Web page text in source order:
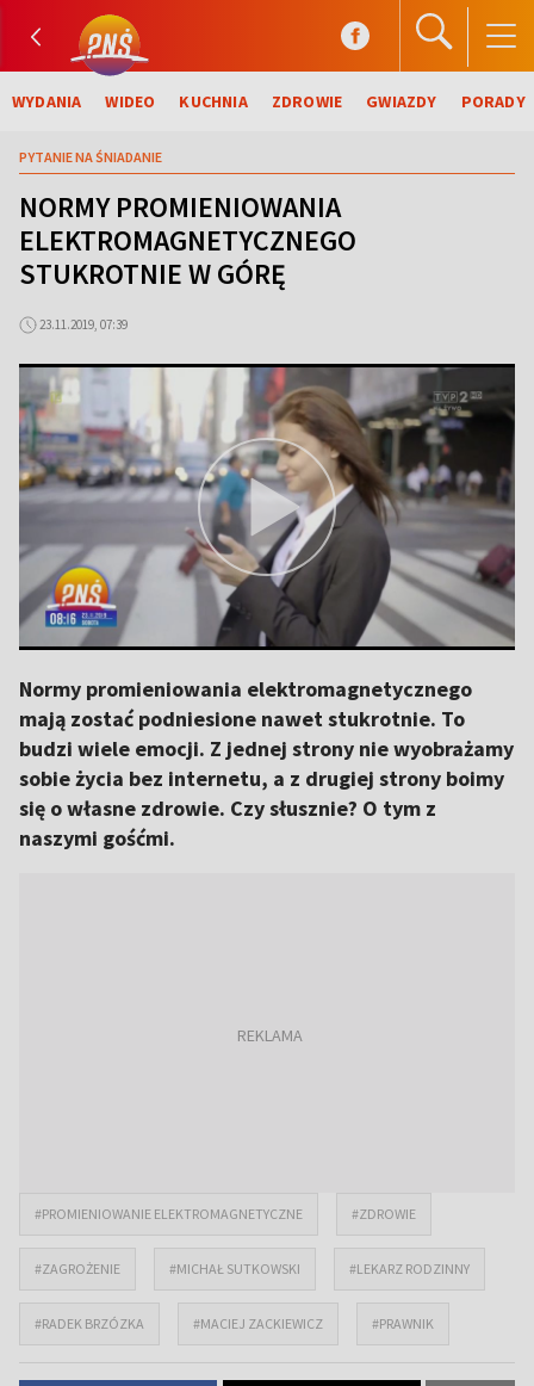
WYDANIA WIDEO KUCHNIA ZDROWIE GWIAZDY PORADY
PYTANIE NA ŚNIADANIE
NORMY PROMIENIOWANIA
ELEKTROMAGNETYCZNEGO
STUKROTNIE W GÓRĘ
23.11.2019, 07:39
Normy promieniowania elektromagnetycznego
mają zostać podniesione nawet stukrotnie. To
budzi wiele emocji. Z jednej strony nie wyobrażamy
sobie życia bez internetu, a z drugiej strony boimy
się o własne zdrowie. Czy słusznie? O tym z
naszymi gośćmi.
#PROMIENIOWANIE ELEKTROMAGNETYCZNE #ZDROWIE
#ZAGROŻENIE #MICHAŁ SUTKOWSKI #LEKARZ RODZINNY
#RADEK BRZÓZKA #MACIEJ ZACKIEWICZ #PRAWNIK